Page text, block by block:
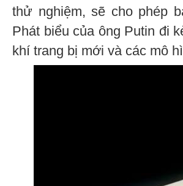
thử nghiệm, sẽ cho phép
Phát biểu của ông Putin đi
khí trang bị mới và các mô